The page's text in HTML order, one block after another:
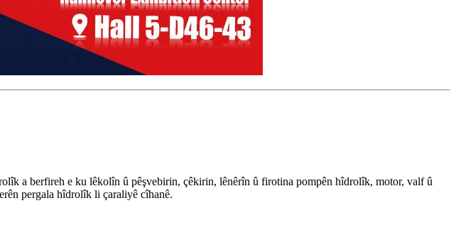
a berfireh e ku lêkolîn û pêşvebirin, çêkirin, lênêrîn û firotina pompên hîdrolîk, motor, valf û
pergala hîdrolîk li çaraliyê cîhanê.